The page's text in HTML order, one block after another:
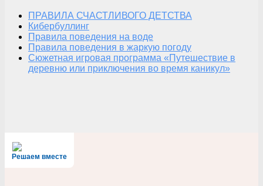
ПРАВИЛА СЧАСТЛИВОГО ДЕТСТВА
Кибербуллинг
Правила поведения на воде
Правила поведения в жаркую погоду
Сюжетная игровая программа «Путешествие в
деревню или приключения во время каникул»
Решаем вместе